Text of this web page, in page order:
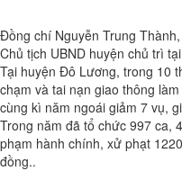
Đồng chí Nguyễn Trung
Chủ tịch UBND huyện chủ trì
Tại huyện Đô Lương, trong 10
chạm và tai nạn giao thông
cùng kì năm ngoái giảm 7 vụ,
Trong năm đã tổ chức 997 ca,
phạm hành chính, xử phạt
đồng..